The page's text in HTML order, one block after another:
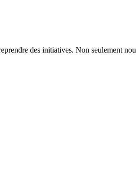
des initiatives. Non seulement